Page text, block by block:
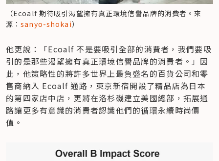
（Ecoalf 期待吸引渴望擁有真正環境信譽品牌的消費者。來
源：sanyo-shokai
他更說：「Ecoalf 不是要吸引全部的消費者，我們要吸
引的是那些渴望擁有真正環境信譽品牌的消費者。」因
此，他策略性的將許多世界上最負盛名的百貨公司和零
售商納入 Ecoalf 通路，東京新宿開設了精品店為日本
的第四家店中店，更將在洛杉磯建立美國總部，拓展通
路讓更多有意識的消費者認識他們的循環永續時尚價
值。